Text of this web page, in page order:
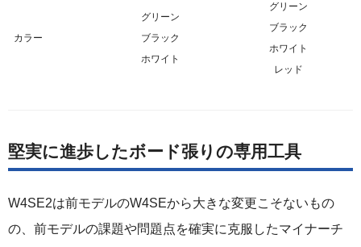
カラー
グリーン
ブラック
ホワイト
グリーン
ブラック
ホワイト
レッド
堅実に進歩したボード張りの専用工具
W4SE2は前モデルのW4SEから大きな変更こそないもの
の、前モデルの課題や問題点を確実に克服したマイナーチ